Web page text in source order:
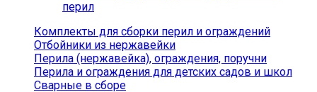
перил
Комплекты для сборки перил и ограждений
Отбойники из нержавейки
Перила (нержавейка), ограждения, поручни
Перила и ограждения для детских садов и школ
Сварные в сборе